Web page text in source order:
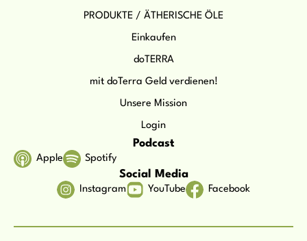
PRODUKTE / ÄTHERISCHE ÖLE
Einkaufen
doTERRA
mit doTerra Geld verdienen!
Unsere Mission
Login
Podcast
Apple Spotify
Social Media
Instagram YouTube Facebook